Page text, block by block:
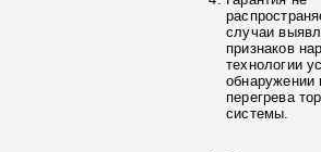
случаи
признаков
технологии
обнаружении
перегрева
системы.